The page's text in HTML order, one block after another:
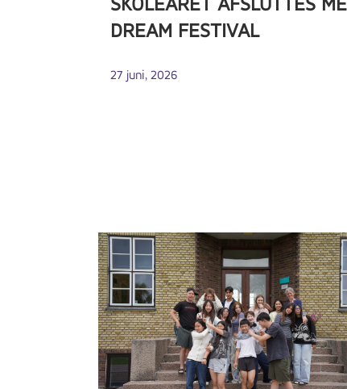
SKOLEÅRET AFSLUTTES
DREAM FESTIVAL
27 juni, 2026